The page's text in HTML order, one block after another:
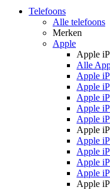
Telefoons
Alle telefoons
Merken
Apple
Apple
Alle
Apple
Apple
Apple
Apple
Apple
Apple
Apple
Apple
Apple
Apple
Apple